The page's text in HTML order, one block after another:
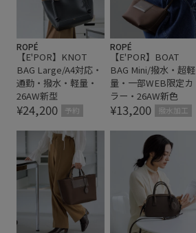
ROPÉ
【E'POR】KNOT
BAG Large/A4対応・
通勤・撥水・軽量・
26AW新型
¥24,200 予約
ROPÉ
【E'POR】BOAT
BAG Mini/撥水・超軽
量・一部WEB限定カ
ラー・26AW新色
¥13,200 撥水加工